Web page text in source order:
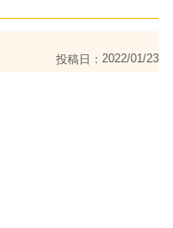
投稿日 2022/01/23